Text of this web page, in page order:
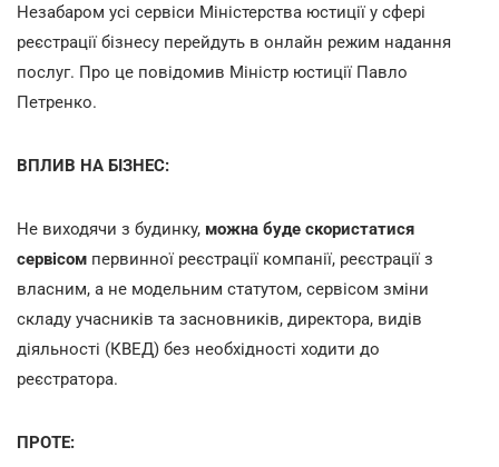
Незабаром усі сервіси Міністерства юстиції у сфері
реєстрації бізнесу перейдуть в онлайн режим надання
послуг. Про це повідомив Міністр юстиції Павло
Петренко.
ВПЛИВ НА БІЗНЕС:
Не виходячи з будинку, можна буде скористатися
сервісом первинної реєстрації компанії, реєстрації з
власним, а не модельним статутом, сервісом зміни
складу учасників та засновників, директора, видів
діяльності (КВЕД) без необхідності ходити до
реєстратора.
ПРОТЕ: